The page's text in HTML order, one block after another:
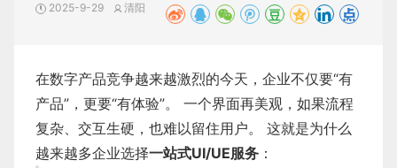
2025-9-29 清阳
在数字产品竞争越来越激烈的今天，企业不仅要“有
产品”，更要“有体验”。 一个界面再美观，如果流程
复杂、交互生硬，也难以留住用户。 这就是为什么
越来越多企业选择一站式UI/UE服务 ：